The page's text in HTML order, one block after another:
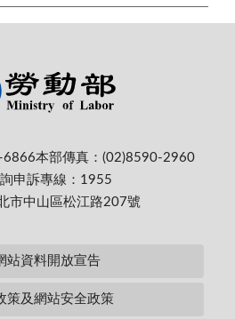
6866本部傳真：(02)8590-2960
申訴專線：1955
市中山區松江路207號
站資料開放宣告
策及網站安全政策